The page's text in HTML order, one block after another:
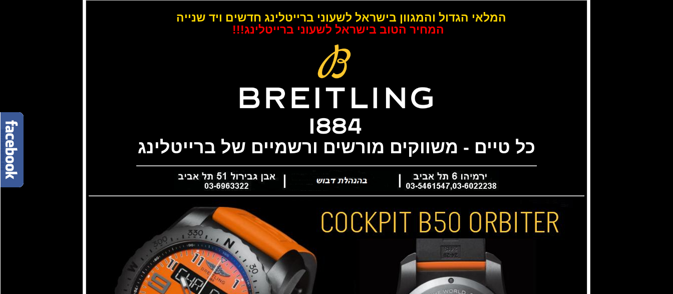
המלאי הגדול והמגוון בישראל לשעוני ברייטלינג חדשים ויד שנייה
המחיר הטוב בישראל לשעוני ברייטלינג!!!
כל טיים - משווקים מורשים ורשמיים של ברייטלינג